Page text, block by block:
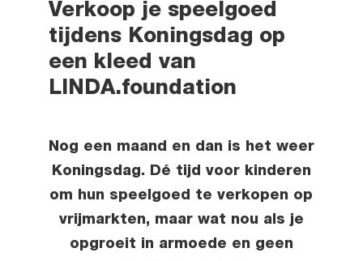
Verkoop je speelgoed
tijdens Koningsdag op
een kleed van
LINDA.foundation
Nog een maand en dan is het weer
Koningsdag. Dé tijd voor kinderen
om hun speelgoed te verkopen op
vrijmarkten, maar wat nou als je
opgroeit in armoede en geen